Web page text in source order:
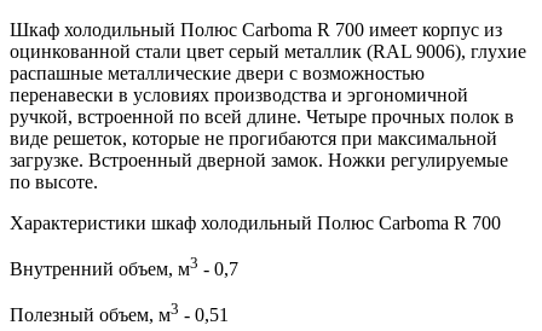
Шкаф холодильный Полюс Carboma R 700 имеет корпус из
оцинкованной стали цвет серый металлик (RAL 9006), глухие
распашные металлические двери с возможностью
перенавески в условиях производства и эргономичной
ручкой, встроенной по всей длине. Четыре прочных полок в
виде решеток, которые не прогибаются при максимальной
загрузке. Встроенный дверной замок. Ножки регулируемые
по высоте.
Характеристики шкаф холодильный Полюс Carboma R 700
Внутренний объем, м3 - 0,7
Полезный объем, м3 - 0,51